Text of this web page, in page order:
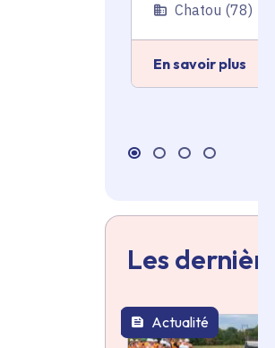
Chatou (78)
En savoir plus
Les
thématique active
Actualité